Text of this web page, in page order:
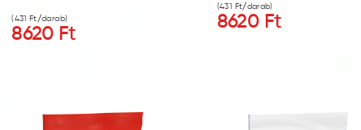
( 431 Ft/darab)
8620Ft
(431 Ft/darab)
8620Ft